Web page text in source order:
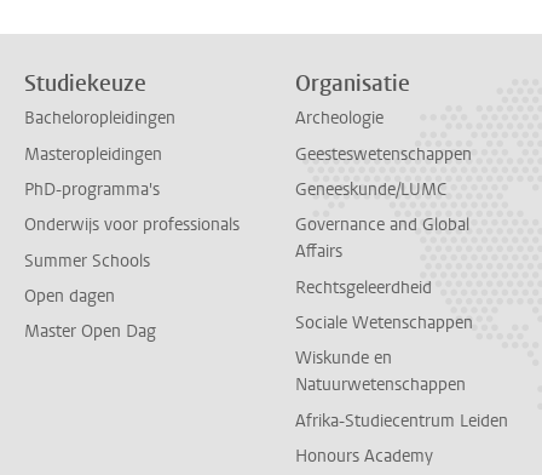
Studiekeuze
Bacheloropleidingen
Masteropleidingen
PhD-programma's
Onderwijs voor professionals
Summer Schools
Open dagen
Master Open Dag
Organisatie
Archeologie
Geesteswetenschappen
Geneeskunde/LUMC
Governance and Global
Affairs
Rechtsgeleerdheid
Sociale Wetenschappen
Wiskunde en
Natuurwetenschappen
Afrika-Studiecentrum Leiden
Honours Academy